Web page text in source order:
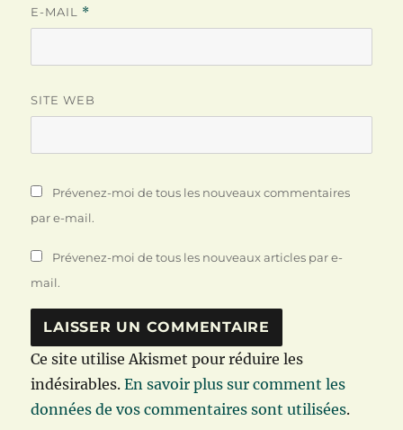
E-MAIL *
SITE WEB
Prévenez-moi de tous les nouveaux commentaires
par e-mail.
Prévenez-moi de tous les nouveaux articles par e-
mail.
Ce site utilise Akismet pour réduire les
indésirables.En savoir plus sur comment les
données de vos commentaires sont utilisées.